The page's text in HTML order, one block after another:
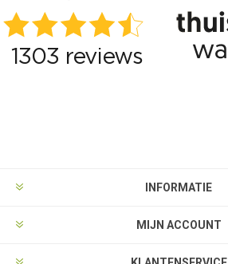
INFORMATIE
MIJN ACCOUNT